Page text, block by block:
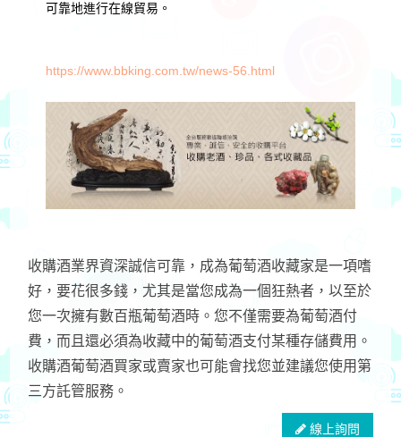
可靠地進行在線貿易。
https://www.bbking.com.tw/news-56.html
收購酒業界資深誠信可靠，成為葡萄酒收藏家是一項嗜
好，要花很多錢，尤其是當您成為一個狂熱者，以至於
您一次擁有數百瓶葡萄酒時。您不僅需要為葡萄酒付
費，而且還必須為收藏中的葡萄酒支付某種存儲費用。
收購酒葡萄酒買家或賣家也可能會找您並建議您使用第
三方託管服務。
線上詢問